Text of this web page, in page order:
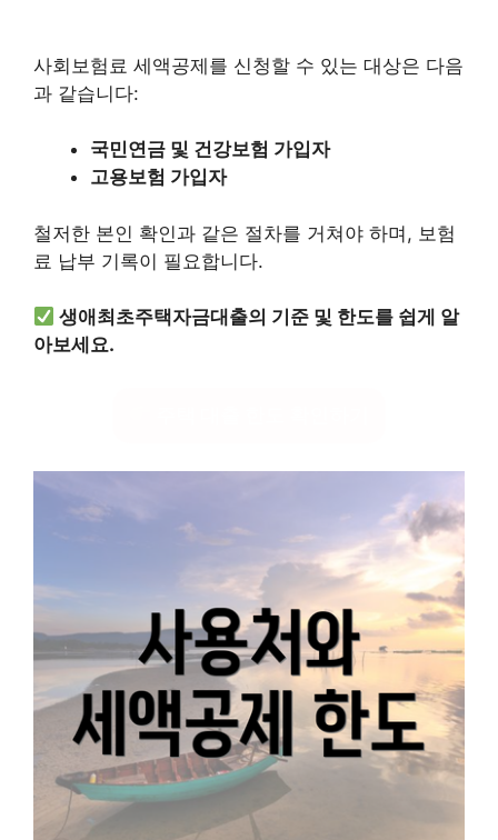
사회보험료 세액공제를 신청할 수 있는 대상은 다음
과 같습니다:
국민연금 및 건강보험 가입자
고용보험 가입자
철저한 본인 확인과 같은 절차를 거쳐야 하며, 보험
료 납부 기록이 필요합니다.
생애최초주택자금대출의 기준 및 한도를 쉽게 알
아보세요.